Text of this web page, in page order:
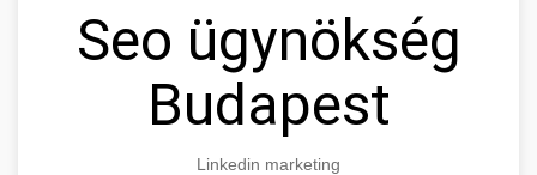
Seo ügynökség
Budapest
Linkedin marketing